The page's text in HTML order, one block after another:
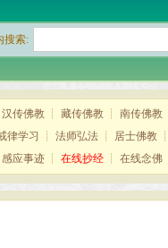
搜索:
汉传佛教 ┊ 藏传佛教 ┊ 南传佛教
律学习 ┊ 法师弘法 ┊ 居士佛教 ┊
感应事迹 ┊ 在线抄经 ┊ 在线念佛